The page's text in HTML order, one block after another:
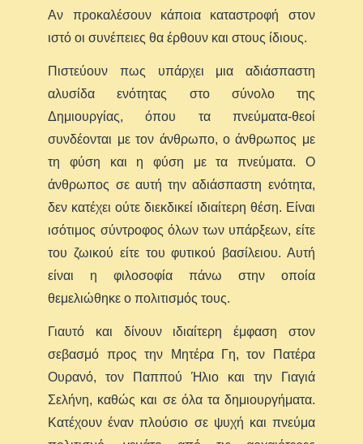
Αν προκαλέσουν κάποια καταστροφή στον
ιστό οι συνέπειες θα έρθουν και στους ίδιους.
Πιστεύουν πως υπάρχει μια αδιάσπαστη
αλυσίδα ενότητας στο σύνολο της
Δημιουργίας, όπου τα πνεύματα-θεοί
συνδέονται με τον άνθρωπο, ο άνθρωπος με
τη φύση και η φύση με τα πνεύματα. Ο
άνθρωπος σε αυτή την αδιάσπαστη ενότητα,
δεν κατέχει ούτε διεκδικεί ιδιαίτερη θέση. Είναι
ισότιμος σύντροφος όλων των υπάρξεων, είτε
του ζωικού είτε του φυτικού βασίλειου. Αυτή
είναι η φιλοσοφία πάνω στην οποία
θεμελιώθηκε ο πολιτισμός τους.
Γιαυτό και δίνουν ιδιαίτερη έμφαση στον
σεβασμό προς την Μητέρα Γη, τον Πατέρα
Ουρανό, τον Παππού Ήλιο και την Γιαγιά
Σελήνη, καθώς και σε όλα τα δημιουργήματα.
Κατέχουν έναν πλούσιο σε ψυχή και πνεύμα